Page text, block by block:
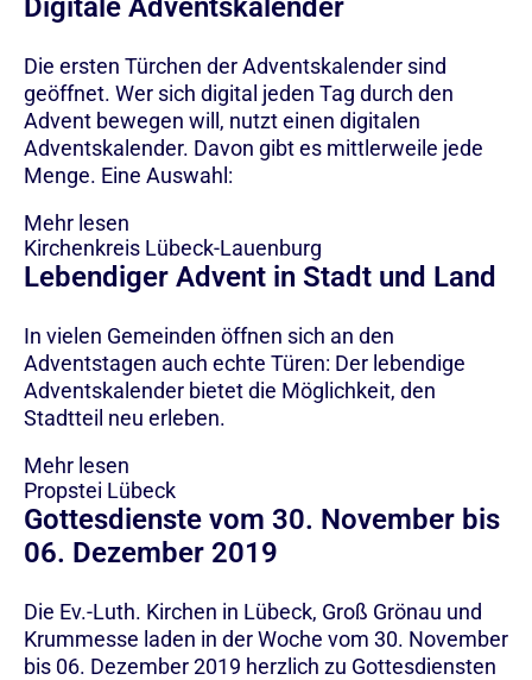
Digitale Adventskalender
Die ersten Türchen der Adventskalender sind
geöffnet. Wer sich digital jeden Tag durch den
Advent bewegen will, nutzt einen digitalen
Adventskalender. Davon gibt es mittlerweile jede
Menge. Eine Auswahl:
Mehr lesen
Kirchenkreis Lübeck-Lauenburg
Lebendiger Advent in Stadt und Land
In vielen Gemeinden öffnen sich an den
Adventstagen auch echte Türen: Der lebendige
Adventskalender bietet die Möglichkeit, den
Stadtteil neu erleben.
Mehr lesen
Propstei Lübeck
Gottesdienste vom 30. November bis
06. Dezember 2019
Die Ev.-Luth. Kirchen in Lübeck, Groß Grönau und
Krummesse laden in der Woche vom 30. November
bis 06. Dezember 2019 herzlich zu Gottesdiensten